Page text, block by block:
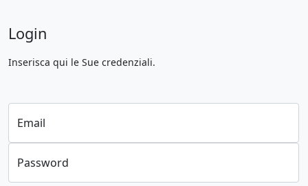
Login
Inserisca qui le Sue credenziali.
Email
Password